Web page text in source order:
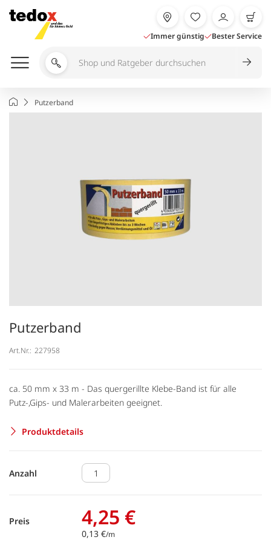
Inhalt
springen
Immer günstig Bester Service
Shop
durchsuchen
StartseitePutzerband
Putzerband
Art.Nr.: 227958
ca. 50 mm x 33 m - Das quergerillte Klebe-Band ist für alle
Putz-,Gips- und Malerarbeiten geeignet.
Produktdetails
Anzahl
Preis 4,25 €
0,13 €/m